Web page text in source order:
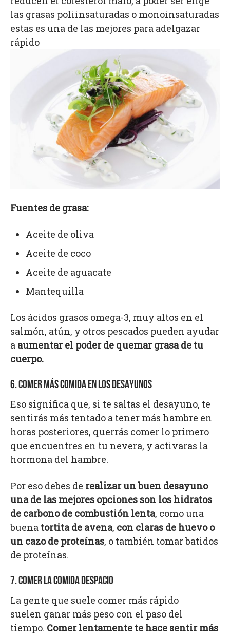
las grasas poliinsaturadas o monoinsaturadas
estas es una de las mejores para adelgazar
rápido
Fuentes de grasa:
Aceite de oliva
Aceite de coco
Aceite de aguacate
Mantequilla
Los ácidos grasos omega-3, muy altos en el
salmón, atún, y otros pescados pueden ayudar
a aumentar el poder de quemar grasa de tu
cuerpo.
6. COMER MÁS COMIDA EN LOS DESAYUNOS
Eso significa que, si te saltas el desayuno, te
sentirás más tentado a tener más hambre en
horas posteriores, querrás comer lo primero
que encuentres en tu nevera, y activaras la
hormona del hambre.
Por eso debes de realizar un buen desayuno
una de las mejores opciones son los hidratos
de carbono de combustión lenta, como una
buena tortita de avena, con claras de huevo o
un cazo de proteínas, o también tomar batidos
de proteínas.
7. COMER LA COMIDA DESPACIO
La gente que suele comer más rápido
suelen ganar más peso con el paso del
tiempo. Comer lentamente te hace sentir más